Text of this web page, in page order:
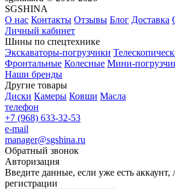
SGSHINA
О нас Контакты Отзывы Блог Доставка
Личный кабинет
Шины по спецтехнике
Экскаваторы-погрузчики
Фронтальные Колесные Мини-
Наши бренды
Другие товары
Диски Камеры Ковши Масла
телефон
+7 (968) 633-32-53
e-mail
manager@sgshina.ru
Обратный звонок
Авторизация
Введите данные, если уже есть аккаунт,
регистрации